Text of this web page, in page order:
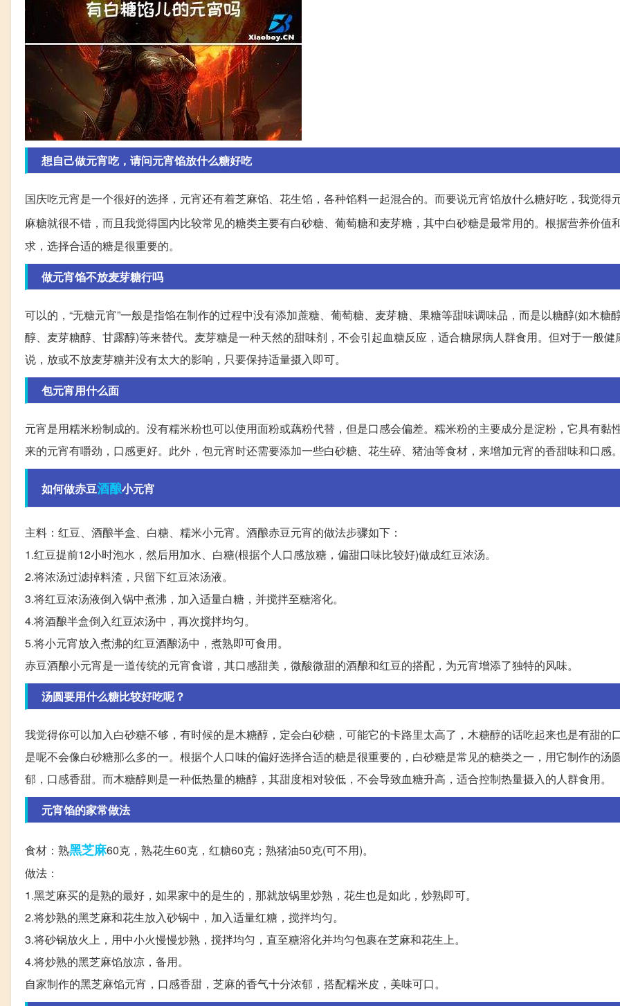
想自己做元宵吃，请问元宵馅放什么糖好吃
国庆吃元宵是一个很好的选择，元宵还有着芝麻馅、花生馅，各种馅料一起混合的。而要说元宵馅放什么糖好吃，我觉得
麻糖就很不错，而且我觉得国内比较常见的糖类主要有白砂糖、葡萄糖和麦芽糖，其中白砂糖是最常用的。根据营养价值
求，选择合适的糖是很重要的。
做元宵馅不放麦芽糖行吗
可以的，“无糖元宵”一般是指馅在制作的过程中没有添加蔗糖、葡萄糖、麦芽糖、果糖等甜味调味品，而是以糖醇(如木糖
醇、麦芽糖醇、甘露醇)等来替代。麦芽糖是一种天然的甜味剂，不会引起血糖反应，适合糖尿病人群食用。但对于一般健
说，放或不放麦芽糖并没有太大的影响，只要保持适量摄入即可。
包元宵用什么面
元宵是用糯米粉制成的。没有糯米粉也可以使用面粉或藕粉代替，但是口感会偏差。糯米粉的主要成分是淀粉，它具有黏
来的元宵有嚼劲，口感更好。此外，包元宵时还需要添加一些白砂糖、花生碎、猪油等食材，来增加元宵的香甜味和口感。
如何做赤豆酒酿小元宵
主料：红豆、酒酿半盒、白糖、糯米小元宵。酒酿赤豆元宵的做法步骤如下：
1.红豆提前12小时泡水，然后用加水、白糖(根据个人口感放糖，偏甜口味比较好)做成红豆浓汤。
2.将浓汤过滤掉料渣，只留下红豆浓汤液。
3.将红豆浓汤液倒入锅中煮沸，加入适量白糖，并搅拌至糖溶化。
4.将酒酿半盒倒入红豆浓汤中，再次搅拌均匀。
5.将小元宵放入煮沸的红豆酒酿汤中，煮熟即可食用。
赤豆酒酿小元宵是一道传统的元宵食谱，其口感甜美，微酸微甜的酒酿和红豆的搭配，为元宵增添了独特的风味。
汤圆要用什么糖比较好吃呢？
我觉得你可以加入白砂糖不够，有时候的是木糖醇，定会白砂糖，可能它的卡路里太高了，木糖醇的话吃起来也是有甜的
是呢不会像白砂糖那么多的一。根据个人口味的偏好选择合适的糖是很重要的，白砂糖是常见的糖类之一，用它制作的汤
郁，口感香甜。而木糖醇则是一种低热量的糖醇，其甜度相对较低，不会导致血糖升高，适合控制热量摄入的人群食用。
元宵馅的家常做法
食材：熟黑芝麻60克，熟花生60克，红糖60克；熟猪油50克(可不用)。
做法：
1.黑芝麻买的是熟的最好，如果家中的是生的，那就放锅里炒熟，花生也是如此，炒熟即可。
2.将炒熟的黑芝麻和花生放入砂锅中，加入适量红糖，搅拌均匀。
3.将砂锅放火上，用中小火慢慢炒熟，搅拌均匀，直至糖溶化并均匀包裹在芝麻和花生上。
4.将炒熟的黑芝麻馅放凉，备用。
自家制作的黑芝麻馅元宵，口感香甜，芝麻的香气十分浓郁，搭配糯米皮，美味可口。